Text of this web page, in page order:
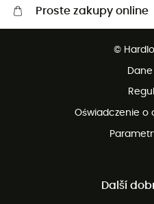
Proste zakupy online
©
Oświadczenie o
Další